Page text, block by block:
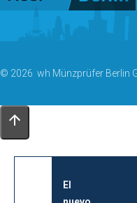
© 2026 wh Münzprüfer Berlin
El